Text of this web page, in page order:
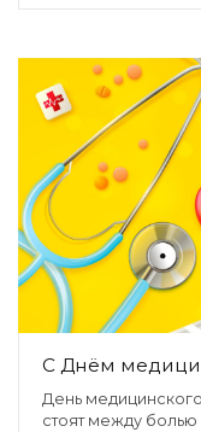
С Днём
День
стоят между